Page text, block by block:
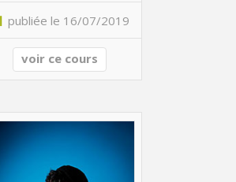
publiée le 16/07/2019
voir ce cours